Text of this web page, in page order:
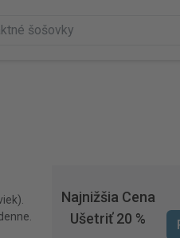
Najnižšia Cena
Ušetriť 20 %